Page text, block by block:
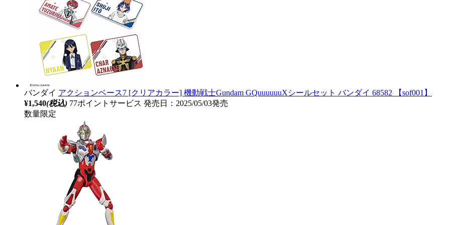
バンダイ アクションベース7 [クリアカラー] 機動戦士Gundam GQuuuuuuXシールセット バンダイ 68582 【sof001】
¥1,540(税込) 77ポイントサービス 発売日：2025/05/03発売
数量限定